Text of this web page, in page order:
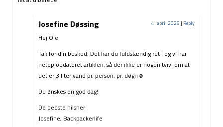
Josefine Døssing 4. april 2025 | Reply
Hej Ole
Tak for din besked. Det har du fuldstændig ret i og vi har
netop opdateret artiklen, så der ikke er nogen tvivl om at
det er 3 liter vand pr. person, pr. døgn☺️
Du ønskes en god dag!
De bedste hilsner
Josefine, Backpackerlife